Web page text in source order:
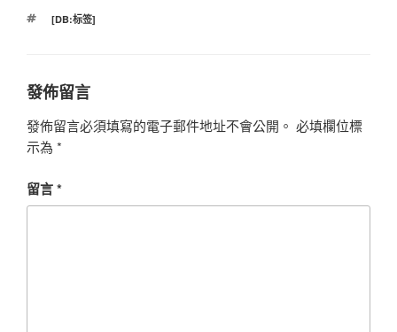
標
[DB:标签]
發佈留言
發佈留言必須填寫的電子郵件地址不會公開。 必填欄位標
示為 *
留言*